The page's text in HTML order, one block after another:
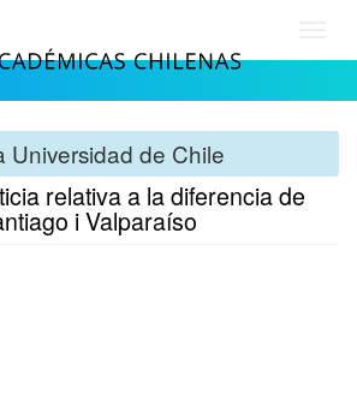
Universidad de Chile
relativa a la diferencia de
i Valparaíso